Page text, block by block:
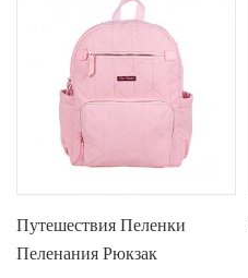
Путешествия Пеленки
Пеленания Рюкзак